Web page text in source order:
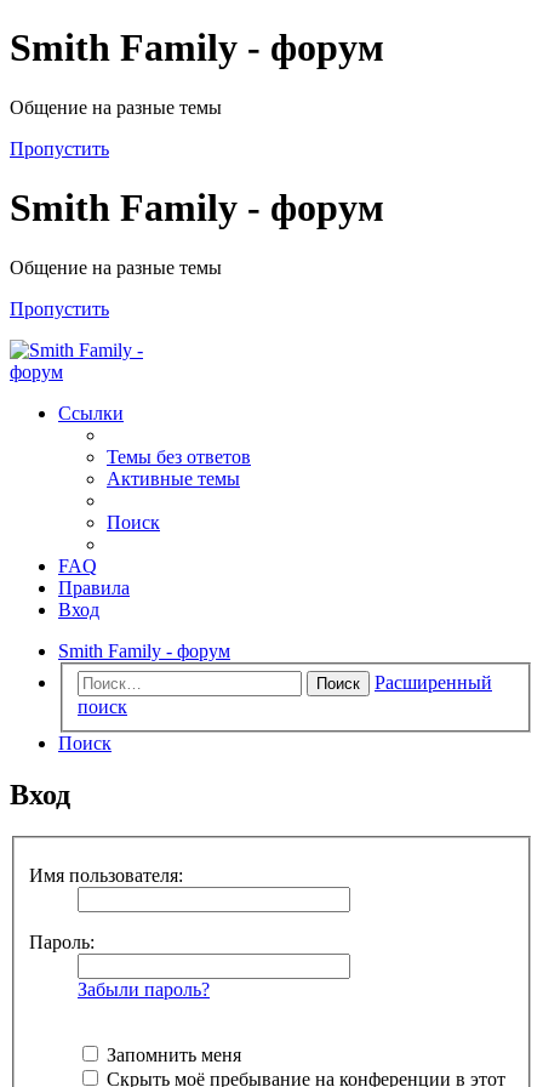
Smith Family - форум
Общение на разные темы
Пропустить
Smith Family - форум
Общение на разные темы
Пропустить
Ссылки
Темы без ответов
Активные темы
Поиск
FAQ
Правила
Вход
Smith Family - форум
Поиск
Расширенный
поиск
Поиск
Вход
Имя пользователя:
Пароль:
Забыли пароль?
Запомнить меня
Скрыть моё пребывание на конференции в этот